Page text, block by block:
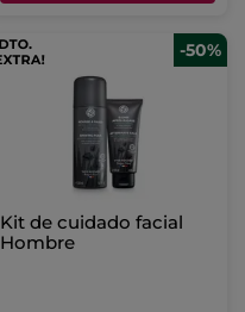
-50%
Kit de cuidado facial
Hombre